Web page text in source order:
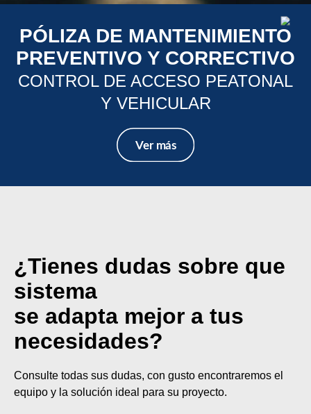
PÓLIZA DE MANTENIMIENTO
PREVENTIVO Y CORRECTIVO
CONTROL DE ACCESO PEATONAL
Y VEHICULAR
¿Tienes dudas sobre que
sistema
​se adapta mejor a tus
necesidades?
Consulte todas sus dudas, con gusto encontraremos el
equipo y la solución ideal para su proyecto.